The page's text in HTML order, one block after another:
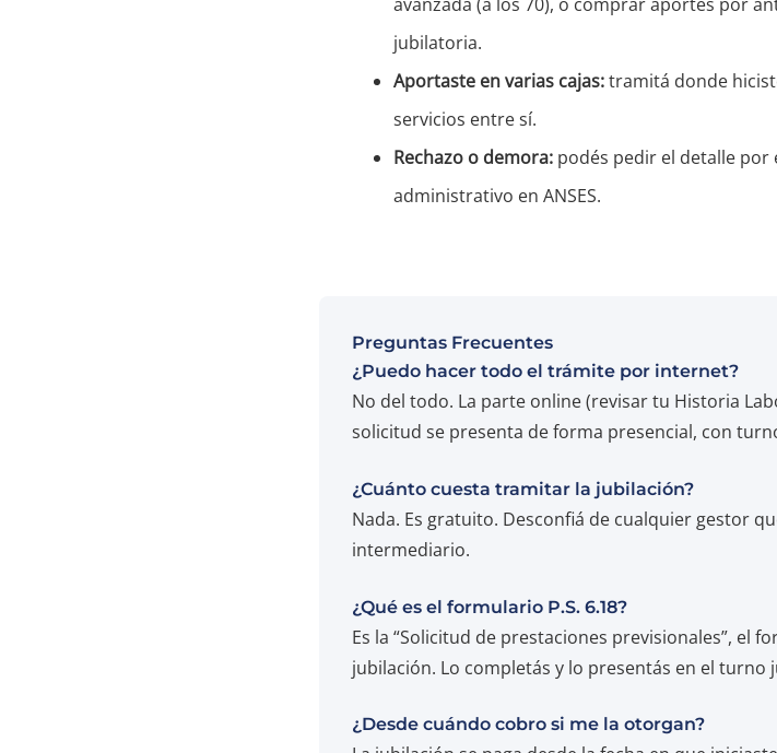
jubilatoria.
Aportaste en varias cajas:tramitá donde
servicios entre sí.
Rechazo o demora: podés pedir el detalle
administrativo en ANSES.
Preguntas Frecuentes
¿Puedo hacer todo el trámite por internet?
No del todo. La parte online (revisar tu Historia
solicitud se presenta de forma presencial, con
¿Cuánto cuesta tramitar la jubilación?
Nada. Es gratuito. Desconfiá de cualquier gestor
intermediario.
¿Qué es el formulario P.S. 6.18?
Es la “Solicitud de prestaciones previsionales”, el
jubilación. Lo completás y lo presentás en el
¿Desde cuándo cobro si me la otorgan?